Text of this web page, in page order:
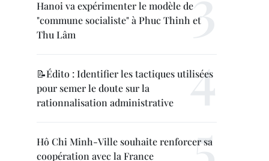
Hanoi va expérimenter le modèle de
"commune socialiste" à Phuc Thinh et
Thu Lâm
📝Édito : Identifier les tactiques utilisées
pour semer le doute sur la
rationnalisation administrative
Hô Chi Minh-Ville souhaite renforcer sa
coopération avec la France